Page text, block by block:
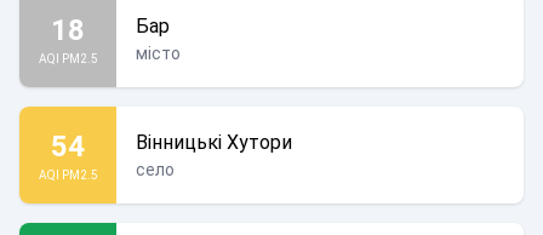
18
AQI PM2.5
Бар
місто
54
AQI PM2.5
Вінницькі Хутори
село